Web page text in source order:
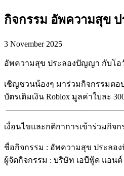
กิจกรรม อัพความสุข
3 November 2025
อัพความสุข ประลองปัญญา กับโอ
เชิญชวนน้องๆ มาร่วมกิจกรรมตอ
บัตรเติมเงิน Roblox มูลค่าใบละ
เงื่อนไขและกติกาการเข้าร่วมกิจก
ชื่อกิจกรรม : อัพความสุข ประลอ
ผู้จัดกิจกรรม : บริษัท เอบีฟู้ด แอนด์